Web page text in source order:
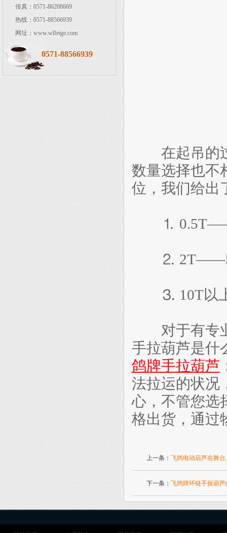
传真：0571-86208669
热线：0571-88566939
网址：www.wlfeige.com
0571-88566939
在起吊的过
数量选择也不
位，我们给出
⒈
⒉ 2T——5T
⒊ 10T以上
对于有专业
手拉葫芦是什
鸽牌手拉葫芦
法拉运的状况
心，不管您选
格出货，通过
上一条： 飞鸽电动葫芦在舞
下一条： 飞鸽牌环链手扳葫芦